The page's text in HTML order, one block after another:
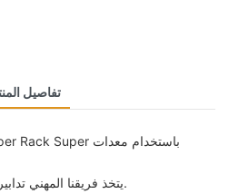
تفاصيل
يتخذ فريقنا المهني تدابير فعالة لضمان جودة هذا المنتج.